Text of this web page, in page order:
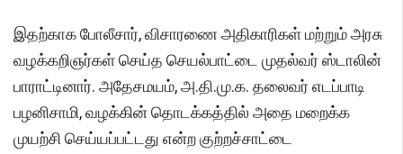
இதற்காக போலீசார், விசாரணை அதிகாரிகள் மற்றும் அரசு
வழக்கறிஞர்கள் செய்த செயல்பாட்டை முதல்வர் ஸ்டாலின்
பாராட்டினார். அதேசமயம், அ.தி.மு.க. தலைவர் எடப்பாடி
பழனிசாமி, வழக்கின் தொடக்கத்தில் அதை மறைக்க
முயற்சி செய்யப்பட்டது என்ற குற்றச்சாட்டை